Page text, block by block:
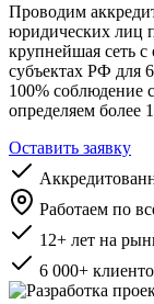
Проводим
юридических лиц
крупнейшая сеть
субъектах РФ для
100% соблюдение
определяем более
Оставить заявку
Работаем по
12+ лет на
6 000+